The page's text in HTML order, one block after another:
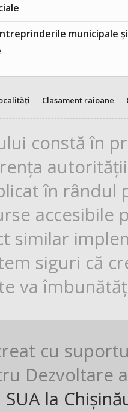
municipale
Clasament raioane
constă în
în rândul
similar
siguri că
va
cu
Dezvoltare
la